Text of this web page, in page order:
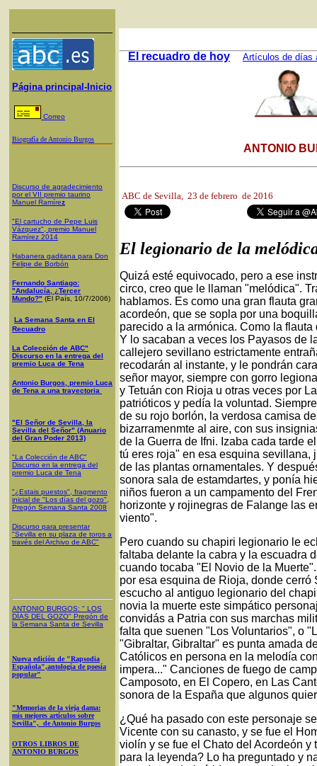
Página principal-Inicio
Correo
Biografía de Antonio Burgos
Discurso de agradecimiento
por el VII premio taurino
Manuel Ramírez
"El cartucho de Pepe Luis
Vázquez", premio Manuel
Ramírez 2014
Habanera gaditana para Don
Felipe de Borbón
Fernando Santiago:
"Andalucía, ¿Tercer
Mundo?" (El País, 10/7/2006)
La Semana Santa en El
Recuadro
La Colección de ABC"
Discurso en la entrega del
premio Luca de Tena
Antonio Burgos, premio Luca
de Tena a una trayectoria
"El Señor de Sevilla, la
Sevilla del Señor" (Anuario
del Gran Poder 2013)
"La Colección de ABC"
Discurso en la entrega del
premio Luca de Tena
"¿Estais puestos", fragmento
inicial de "Los días del gozo",
Pregón Semana Santa 2008
Discurso para presentar
"Sevilla en su plaza de toros a
través del Archivo de ABC"
ANTONIO BURGOS: " LOS
DÍAS DEL GOZO" Pregón de
la Semana Santa de Sevilla
Nueva edición de "Rapsodia
Española",antología de poesía
popular"
"Memorias de la vieja dama:
mis mejores artículos sobre
Sevilla", de Antonio Burgos
OTROS LIBROS DE
ANTONIO BURGOS
El recuadro de hoy Artículos de días
ANTONIO
ABC de Sevilla, 23 de febrero de 2016
El legionario de la
Quizá esté equivocado, pero a ese
circo, creo que le llaman "melódica".
hablamos. Es como una gran flauta
acordeón, que se sopla por una
parecido a la armónica. Como la
Y lo sacaban a veces los Payasos de
callejero sevillano estrictamente
recodarán al instante, y le pondrán
señor mayor, siempre con gorro
y Tetuán con Rioja u otras veces por
patrióticos y pedía la voluntad.
de su rojo borlón, la verdosa camisa
bizarramenmte al aire, con sus
de la Guerra de Ifni. Izaba cada tarde
tú eres roja" en esa esquina sevillana,
de las plantas ornamentales. Y
sonora sala de estamdartes, y ponía
niños fueron a un campamento del
horizonte y rojinegras de Falange las
viento".
Pero cuando su chapiri legionario le
faltaba delante la cabra y la escuadra
cuando tocaba "El Novio de la
por esa esquina de Rioja, donde
escucho al antiguo legionario del
novia la muerte este simpático
convidás a Patria con sus marchas
falta que suenen "Los Voluntarios", o
"Gibraltar, Gibraltar" es punta amada
Católicos en persona en la melodía
impera..." Canciones de fuego de
Camposoto, en El Copero, en Las
sonora de la España que algunos
¿Qué ha pasado con este personaje
Vicente con su canasto, y se fue el
violín y se fue el Chato del Acordeón
para la leyenda? Lo ha preguntado y